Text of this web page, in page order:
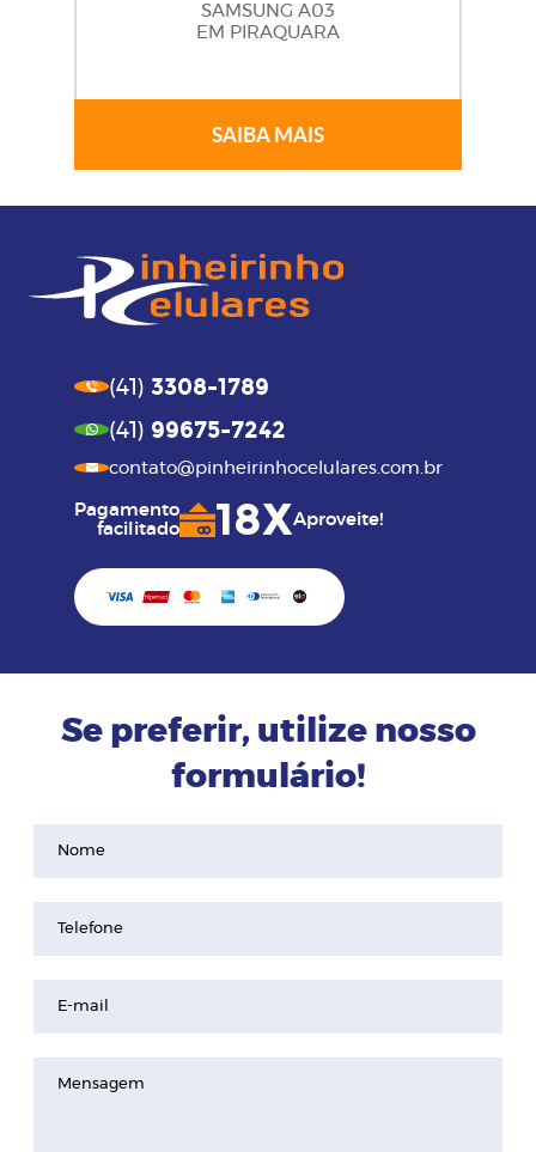
SAMSUNG A03
EM PIRAQUARA
SAIBA MAIS
(41) 3308-1789
(41) 99675-7242
contato@pinheirinhocelulares.com.br
Pagamento
facilitado
18XAproveite!
Se preferir, utilize nosso
formulário!
Nome
Telefone
E-mail
Mensagem